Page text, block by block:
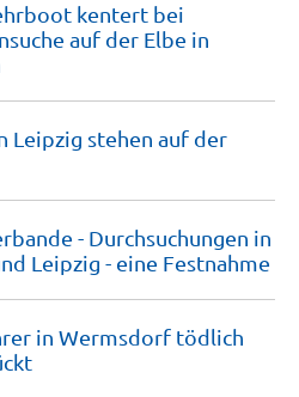
kentert bei
auf der Elbe in
Leipzig stehen auf der
- Durchsuchungen in
Leipzig - eine Festnahme
in Wermsdorf tödlich